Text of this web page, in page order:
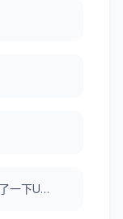
在国外怎么解除国内音乐地域限制 试了一下UNBLOCKCN，真好用。